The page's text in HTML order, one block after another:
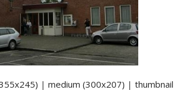
| medium (300x207) |